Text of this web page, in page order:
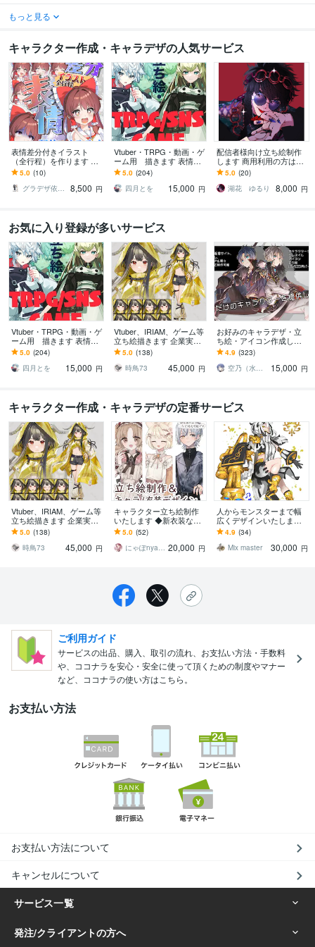
もっと見る
キャラクター作成・キャラデザの人気サービス
表情差分付きイラスト
（全行程）を作ります 配
信にオススメ！演出に合
わせたイラストを全行程
お作りします！
5.0 (10)
グラデザ依頼 ※活動名（グラデザねっこ）
8,500 円
Vtuber・TRPG・動画・ゲ
ーム用 描きます 表情差
分2枚無料付き（腰上～全
身制作の場合）
5.0 (204)
四月とを
15,000 円
配信者様向け立ち絵制作
します 商用利用の方はこ
ちらをご覧ください
5.0 (20)
湖花 ゆるり
8,000 円
お気に入り登録が多いサービス
Vtuber・TRPG・動画・ゲ
ーム用 描きます 表情差
分2枚無料付き（腰上～全
身制作の場合）
5.0 (204)
四月とを
15,000 円
Vtuber、IRIAM、ゲーム等
立ち絵描きます 企業実績
多数！ハイクオリティな
イラストをお届けしま
す！
5.0 (138)
時鳥73
45,000 円
お好みのキャラデザ・立
ち絵・アイコン作成しま
す あなただけのキャラク
ターイラストを提供しま
す!
4.9 (323)
空乃（水飴）
15,000 円
キャラクター作成・キャラデザの定番サービス
Vtuber、IRIAM、ゲーム等
立ち絵描きます 企業実績
多数！ハイクオリティな
イラストをお届けしま
す！
5.0 (138)
時鳥73
45,000 円
キャラクター立ち絵制作
いたします ◆新衣装など
衣装デザインのみも○
5.0 (52)
にゃぽnyapo_22 20,000 円
人からモンスターまで幅
広くデザインいたします
機械、獣、人外娘。なん
でもござれ！
4.9 (34)
Mix master
30,000 円
ご利用ガイド
サービスの出品、購入、取引の流れ、お支払い方法・手数料
や、ココナラを安心・安全に使って頂くための制度やマナー
など、ココナラの使い方はこちら。
お支払い方法
お支払い方法について
キャンセルについて